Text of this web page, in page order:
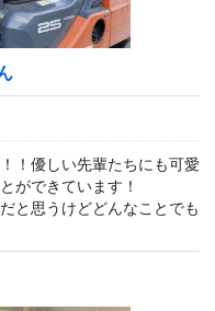
！優しい先輩たちにも可愛
ができています！
と思うけどどんなことでも